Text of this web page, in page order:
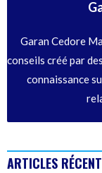
Garan Cedore
conseils créé par
connaissance
ARTICLES